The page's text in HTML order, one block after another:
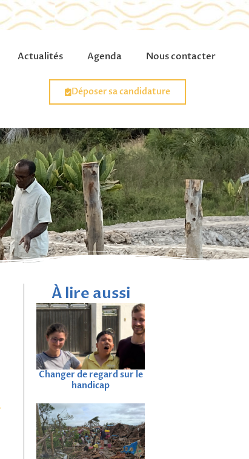
Actualités Agenda Nous contacter
Déposer sa candidature
À lire aussi
Changer de regard sur le
handicap